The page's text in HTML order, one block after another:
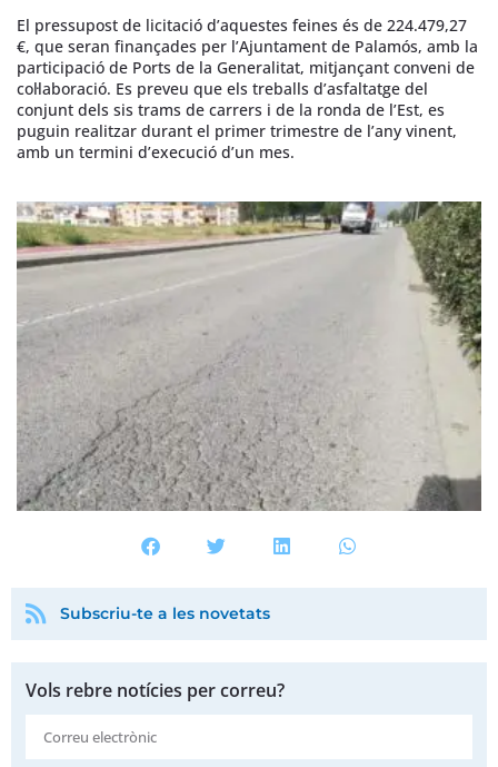
El pressupost de licitació d’aquestes feines és de 224.479,27
€, que seran finançades per l’Ajuntament de Palamós, amb la
participació de Ports de la Generalitat, mitjançant conveni de
col·laboració. Es preveu que els treballs d’asfaltatge del
conjunt dels sis trams de carrers i de la ronda de l’Est, es
puguin realitzar durant el primer trimestre de l’any vinent,
amb un termini d’execució d’un mes.
Subscriu-te a les novetats
Vols rebre notícies per correu?